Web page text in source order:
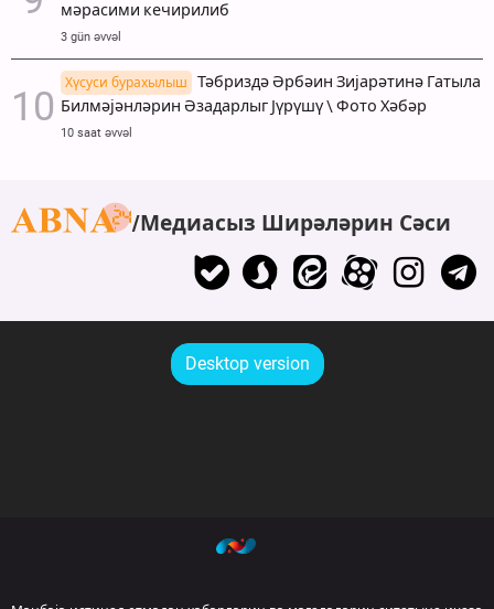
мәрасими кечирилиб
3 gün əvvəl
Хүсуси бурахылыш
Тәбриздә Әрбәин Зијарәтинә Гатыла
Билмәјәнләрин Әзадарлыг Јүрүшү \ Фото Хәбәр
10 saat əvvəl
Медиасыз Ширәләрин Сәси
Desktop version